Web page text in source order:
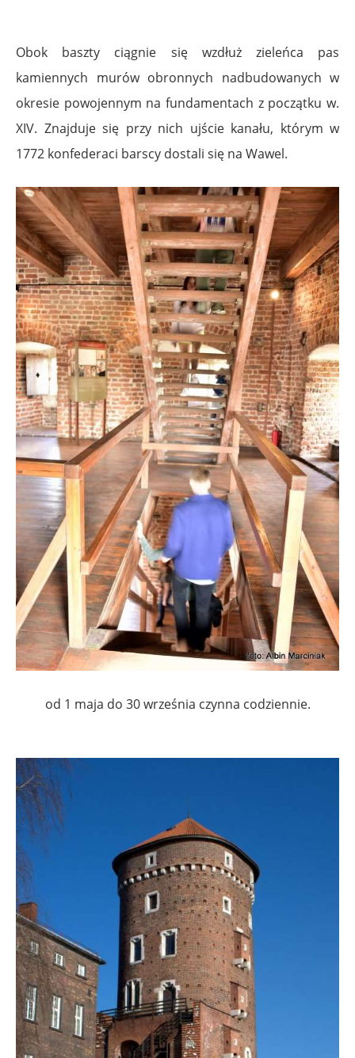
Obok baszty ciągnie się wzdłuż zieleńca pas
kamiennych murów obronnych nadbudowanych w
okresie powojennym na fundamentach z początku w.
XIV. Znajduje się przy nich ujście kanału, którym w
1772 konfederaci barscy dostali się na Wawel.
od 1 maja do 30 września czynna codziennie.